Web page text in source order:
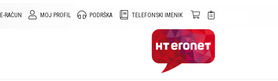
TELEFONSKI IMENIK
PODRŠKA
MOJ PROFIL
E-RAČUN